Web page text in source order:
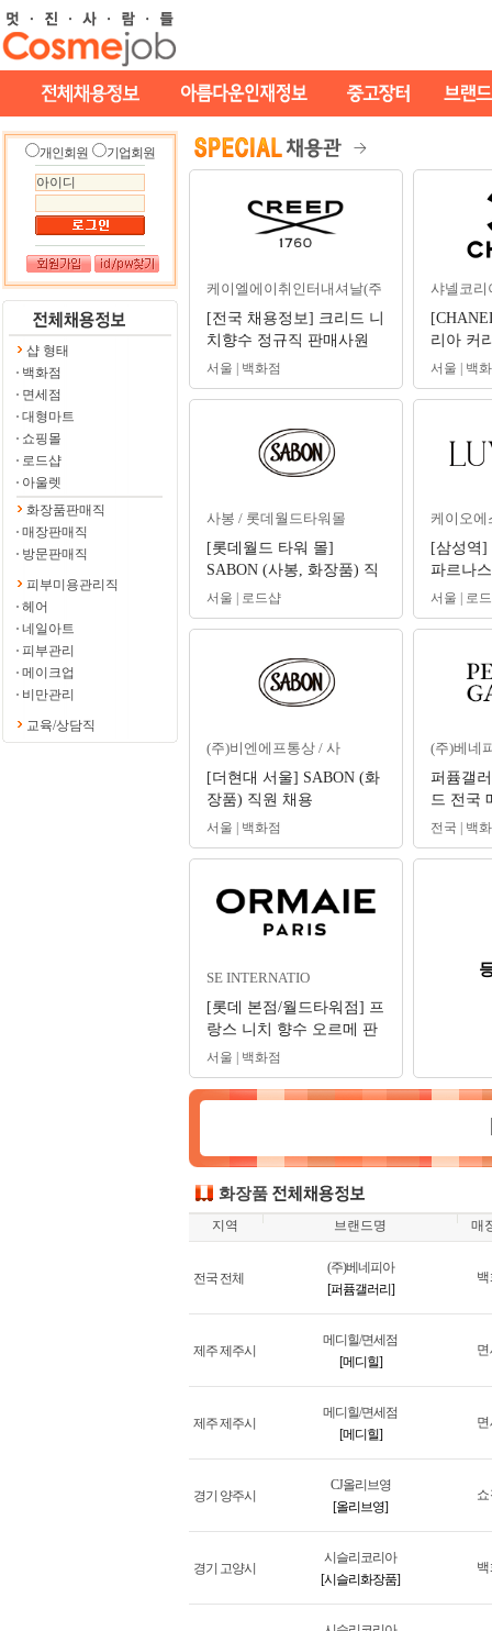
개인회원 기업회원
샵 형태
백화점
면세점
대형마트
쇼핑몰
로드샵
아울렛
화장품판매직
매장판매직
방문판매직
피부미용관리직
헤어
네일아트
피부관리
메이크업
비만관리
교육/상담직
케이엘에이취인터내셔날(주
[전국 채용정보] 크리드 니
치향수 정규직 판매사원
(신입/경력) 채용 #뷰티카
운셀러
서울 | 백화점
샤넬코리
리아 커
day) 및
서울 | 백
사봉 / 롯데월드타워몰
[롯데월드 타워 몰]
SABON (사봉, 화장품) 직
원 채용
서울 | 로드샵
케이오에
[삼성역]
파르나
매니저
서울 | 로
(주)비엔에프통상 / 사
[더현대 서울] SABON (화
장품) 직원 채용
서울 | 백화점
(주)베네
퍼퓸갤
드 전국
전국 | 백
SE INTERNATIO
[롯데 본점/월드타워점] 프
랑스 니치 향수 오르메 판
매사원 구인
서울 | 백화점
화장품
지역 브랜드명 매
전국 전체
(주)베네피아
[퍼퓸갤러리]
제주 제주시
메디힐/면세점
[메디힐]
제주 제주시
메디힐/면세점
[메디힐]
경기 양주시
CJ올리브영
[올리브영]
경기 고양시
시슬리코리아
[시슬리화장품]